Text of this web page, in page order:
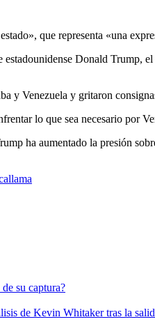
que representa «una
Donald Trump,
y Venezuela y gritaron
lo que sea necesario por
ha aumentado la presión
llama
su captura?
de Kevin Whitaker tras la